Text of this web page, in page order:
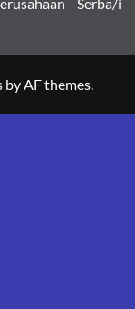
by AF themes.